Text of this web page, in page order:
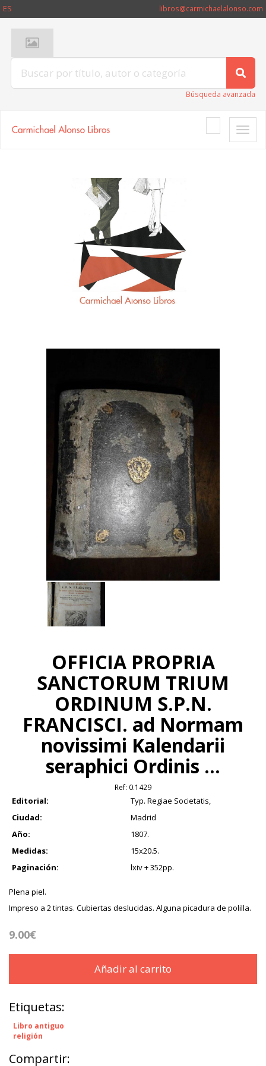
ES libros@carmichaelalonso.com
Búsqueda avanzada
Toggle
OFFICIA PROPRIA
SANCTORUM TRIUM
ORDINUM S.P.N.
FRANCISCI. ad Normam
novissimi Kalendarii
seraphici Ordinis ...
Ref: 0.1429
Editorial:
Typ. Regiae Societatis,
Ciudad:
Madrid
Año:
1807.
Medidas:
15x20.5.
Paginación:
lxiv + 352pp.
Plena piel.
Impreso a 2 tintas. Cubiertas deslucidas. Alguna picadura de polilla.
9.00€
Añadir al carrito
Etiquetas:
Libro antiguo
religión
Compartir: